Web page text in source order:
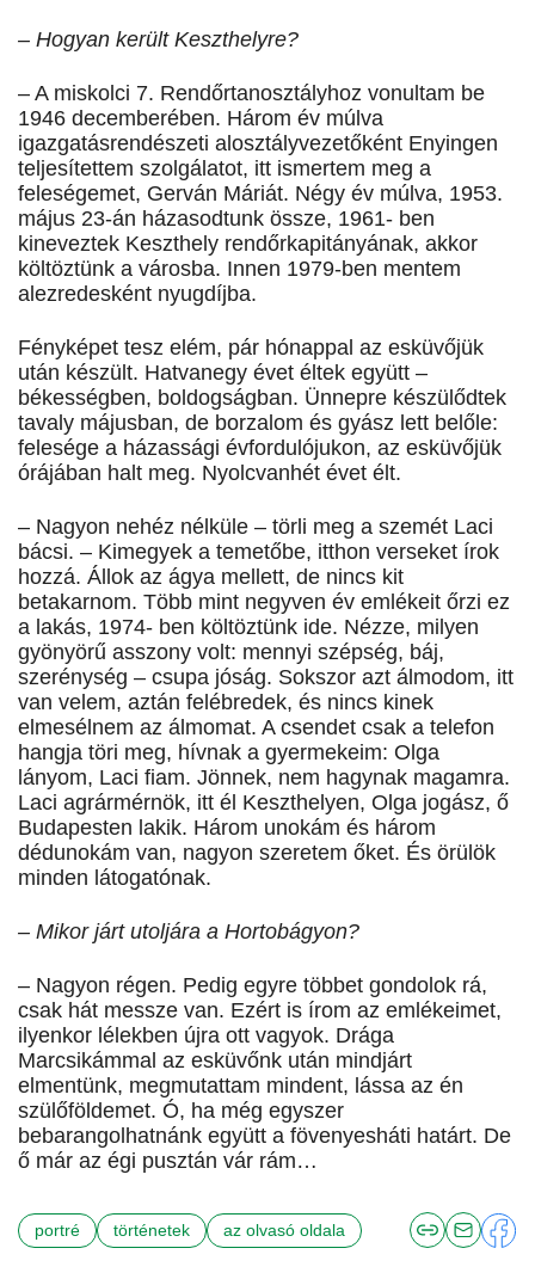
– Hogyan került Keszthelyre?
– A miskolci 7. Rendőrtanosztályhoz vonultam be
1946 decemberében. Három év múlva
igazgatásrendészeti alosztályvezetőként Enyingen
teljesítettem szolgálatot, itt ismertem meg a
feleségemet, Gerván Máriát. Négy év múlva, 1953.
május 23-án házasodtunk össze, 1961- ben
kineveztek Keszthely rendőrkapitányának, akkor
költöztünk a városba. Innen 1979-ben mentem
alezredesként nyugdíjba.
Fényképet tesz elém, pár hónappal az esküvőjük
után készült. Hatvanegy évet éltek együtt –
békességben, boldogságban. Ünnepre készülődtek
tavaly májusban, de borzalom és gyász lett belőle:
felesége a házassági évfordulójukon, az esküvőjük
órájában halt meg. Nyolcvanhét évet élt.
– Nagyon nehéz nélküle – törli meg a szemét Laci
bácsi. – Kimegyek a temetőbe, itthon verseket írok
hozzá. Állok az ágya mellett, de nincs kit
betakarnom. Több mint negyven év emlékeit őrzi ez
a lakás, 1974- ben költöztünk ide. Nézze, milyen
gyönyörű asszony volt: mennyi szépség, báj,
szerénység – csupa jóság. Sokszor azt álmodom, itt
van velem, aztán felébredek, és nincs kinek
elmesélnem az álmomat. A csendet csak a telefon
hangja töri meg, hívnak a gyermekeim: Olga
lányom, Laci fiam. Jönnek, nem hagynak magamra.
Laci agrármérnök, itt él Keszthelyen, Olga jogász, ő
Budapesten lakik. Három unokám és három
dédunokám van, nagyon szeretem őket. És örülök
minden látogatónak.
– Mikor járt utoljára a Hortobágyon?
– Nagyon régen. Pedig egyre többet gondolok rá,
csak hát messze van. Ezért is írom az emlékeimet,
ilyenkor lélekben újra ott vagyok. Drága
Marcsikámmal az esküvőnk után mindjárt
elmentünk, megmutattam mindent, lássa az én
szülőföldemet. Ó, ha még egyszer
bebarangolhatnánk együtt a fövenyesháti határt. De
ő már az égi pusztán vár rám…
portré történetek az olvasó oldala